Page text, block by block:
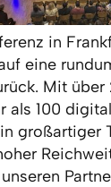
in
eine
Mit über
als 100
großartiger